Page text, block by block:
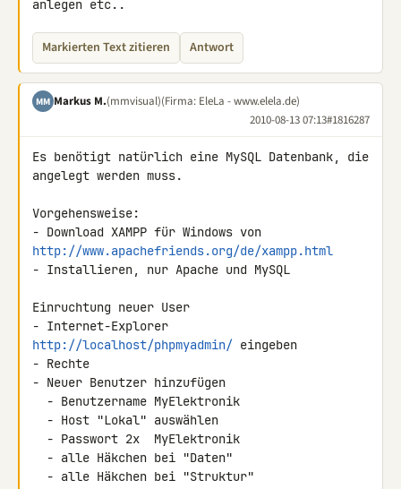
anlegen etc..
Markierten Text zitieren Antwort
MM Markus M.(mmvisual)(Firma: EleLa - www.elela.de)
2010-08-13 07:13#1816287
Es benötigt natürlich eine MySQL Datenbank, die
angelegt werden muss.
Vorgehensweise:
http://www.apachefriends.org/de/xampp.html
- Installieren, nur Apache und MySQL
Einruchtung neuer User
http://localhost/phpmyadmin/ eingeben
- Rechte
- Neuer Benutzer hinzufügen